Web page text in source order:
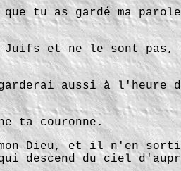
tu as gardé ma
Juifs et ne le sont
aussi à
ta couronne.
Dieu, et il n'en
du ciel